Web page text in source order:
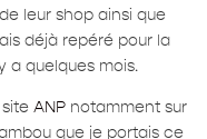
leur shop ainsi que
déjà repéré pour la
a quelques mois.
siteANP notamment sur
que je portais ce